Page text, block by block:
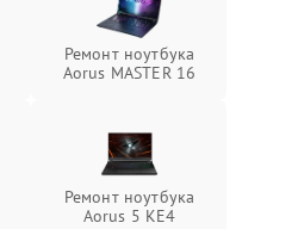
Ремонт ноутбука
Aorus MASTER 16
Ремонт ноутбука
Aorus 5 KE4